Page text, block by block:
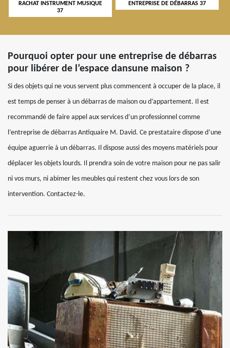
RACHAT INSTRUMENT MUSIQUE
37
ENTREPRISE DE DÉBARRAS 37
Pourquoi opter pour une entreprise de débarras
pour libérer de l’espace dansune maison ?
Si des objets qui ne vous servent plus commencent à occuper de la place, il
est temps de penser à un débarras de maison ou d’appartement. Il est
recommandé de faire appel aux services d’un professionnel comme
l’entreprise de débarras Antiquaire M. David. Ce prestataire dispose d’une
équipe aguerrie à un débarras. Il dispose aussi des moyens matériels pour
déplacer les objets lourds. Il prendra soin de votre maison pour ne pas salir
ni vos murs, ni abimer les meubles qui restent chez vous lors de son
intervention. Contactez-le.